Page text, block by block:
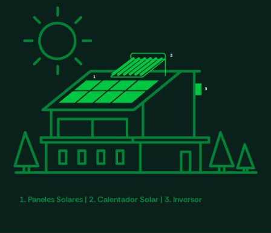
1. Paneles Solares | 2. Calentador Solar | 3. Inversor